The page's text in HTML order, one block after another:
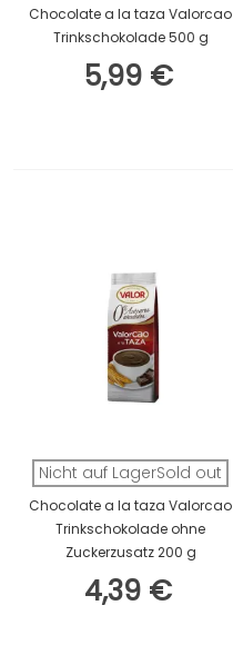
Chocolate a la taza Valorcao
Trinkschokolade 500 g
5,99 €
Nicht auf LagerSold out
Chocolate a la taza Valorcao
Trinkschokolade ohne
Zuckerzusatz 200 g
4,39 €